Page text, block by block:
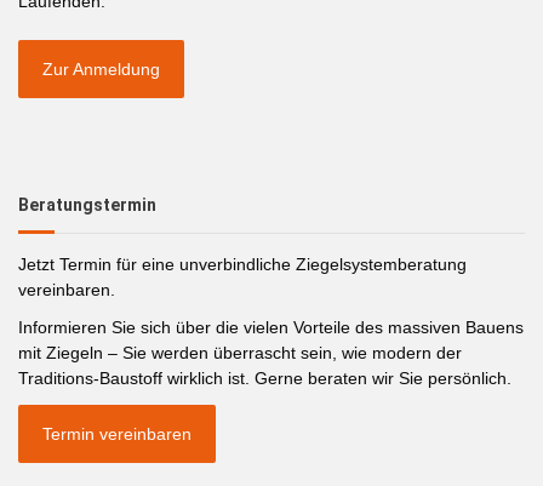
Zur Anmeldung
Beratungstermin
Jetzt Termin für eine unverbindliche Ziegelsystemberatung
vereinbaren.
Informieren Sie sich über die vielen Vorteile des massiven Bauens
mit Ziegeln – Sie werden überrascht sein, wie modern der
Traditions-Baustoff wirklich ist. Gerne beraten wir Sie persönlich.
Termin vereinbaren